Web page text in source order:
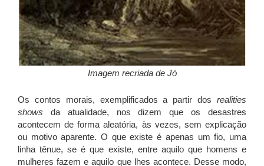
Imagem recriada de Jó
Os contos morais, exemplificados a partir dos realities
shows da atualidade, nos dizem que os desastres
acontecem de forma aleatória, às vezes, sem explicação
ou motivo aparente. O que existe é apenas um fio, uma
linha tênue, se é que existe, entre aquilo que homens e
mulheres fazem e aquilo que lhes acontece. Desse modo,